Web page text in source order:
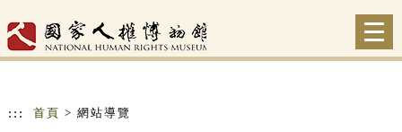
::: 首頁 > 網站導覽